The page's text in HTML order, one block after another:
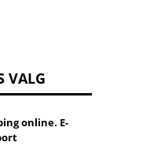
VALG
online. E-